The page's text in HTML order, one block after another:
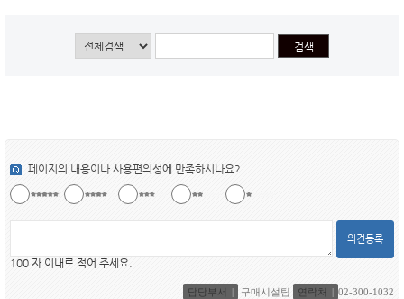
페이지의 내용이나 사용편의성에 만족하시나요?
의견등록
100 자 이내로 적어 주세요.
담당부서 구매시설팀 연락처 02-300-1032